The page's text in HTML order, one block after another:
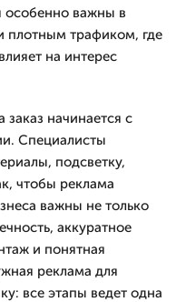
особенно важны в
плотным трафиком, где
на интерес
начинается с
Специалисты
подсветку,
чтобы реклама
важны не только
аккуратное
и понятная
реклама для
все этапы ведет одна